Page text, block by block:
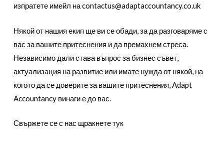
изпратете имейл наcontactus@adaptaccountancy.co.uk
Някой от нашия екип ще ви се обади, за да разговаряме с
вас за вашите притеснения и да премахнем стреса.
Независимо дали става въпрос за бизнес съвет,
актуализация на развитие или имате нужда от някой, на
когото да се доверите за вашите притеснения, Adapt
Accountancy винаги е до вас.
Свържете се с нас щракнете тук